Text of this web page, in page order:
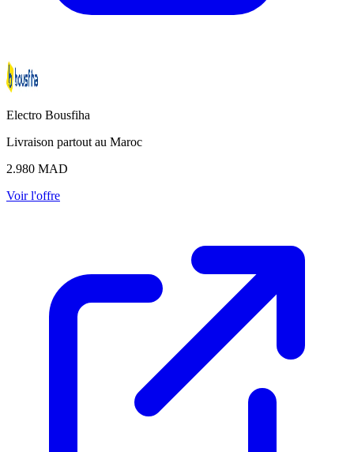
Electro Bousfiha
Livraison partout au Maroc
2.980 MAD
Voir l'offre